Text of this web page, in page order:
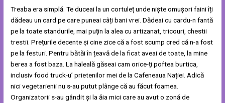
Treaba era simplă. Te duceai la un cortuleț unde niște omușori faini îți
dădeau un card pe care puneai câți bani vrei. Dădeai cu cardu-n fantă
pe la toate standurile, mai puțin la alea cu artizanat, tricouri, chestii
trestii. Prețurile decente și cine zice că a fost scump cred că n-a fost
pe la festuri. Pentru bătăi în țeavă de la ficat aveai de toate, la mine
berea a fost baza. La haleală găseai cam orice-ți poftea burtica,
inclusiv food truck-u’ prietenilor mei de la Cafeneaua Nației. Adică
nici vegetarienii nu s-au putut plânge că au făcut foamea.
Organizatorii s-au gândit și la ăia mici care au avut o zonă de